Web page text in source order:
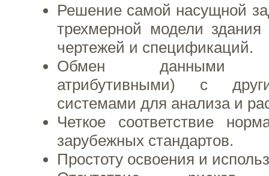
Решение самой насущной
трехмерной модели
чертежей и спецификаций.
Обмен данными
атрибутивными) с
системами для анализа и
Четкое соответствие
зарубежных стандартов.
Простоту освоения и